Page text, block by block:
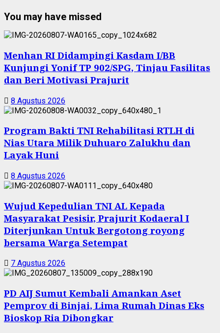
You may have missed
Menhan RI Didampingi Kasdam I/BB
Kunjungi Yonif TP 902/SPG, Tinjau Fasilitas
dan Beri Motivasi Prajurit
8 Agustus 2026
Program Bakti TNI Rehabilitasi RTLH di
Nias Utara Milik Duhuaro Zalukhu dan
Layak Huni
8 Agustus 2026
Wujud Kepedulian TNI AL Kepada
Masyarakat Pesisir, Prajurit Kodaeral I
Diterjunkan Untuk Bergotong royong
bersama Warga Setempat
7 Agustus 2026
PD AIJ Sumut Kembali Amankan Aset
Pemprov di Binjai, Lima Rumah Dinas Eks
Bioskop Ria Dibongkar